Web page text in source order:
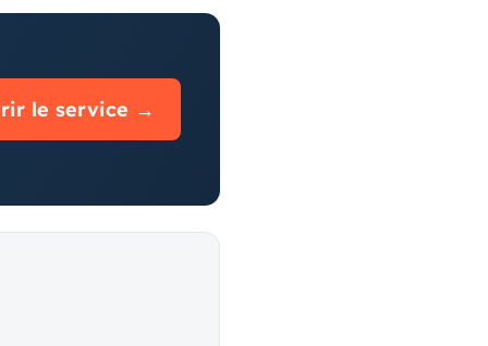
le service →